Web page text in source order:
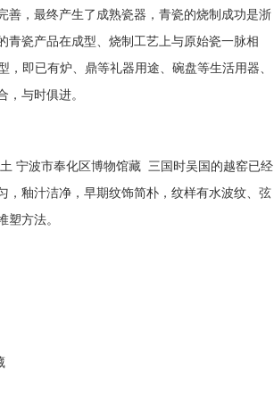
善，最终产生了成熟瓷器，青瓷的烧制成功是浙
青瓷产品在成型、烧制工艺上与原始瓷一脉相
即已有炉、鼎等礼器用途、碗盘等生活用器、
与时俱进。
宁波市奉化区博物馆藏 三国时吴国的越窑已经
，釉汁洁净，早期纹饰简朴，纹样有水波纹、弦
方法。